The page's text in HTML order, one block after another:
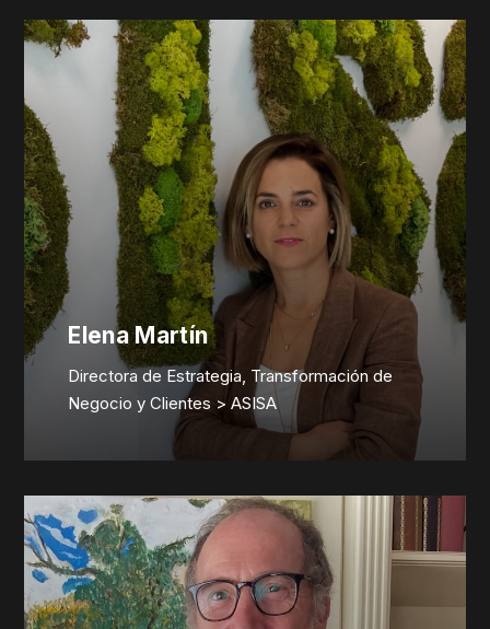
Elena Martín
Directora de Estrategia, Transformación de
Negocio y Clientes > ASISA